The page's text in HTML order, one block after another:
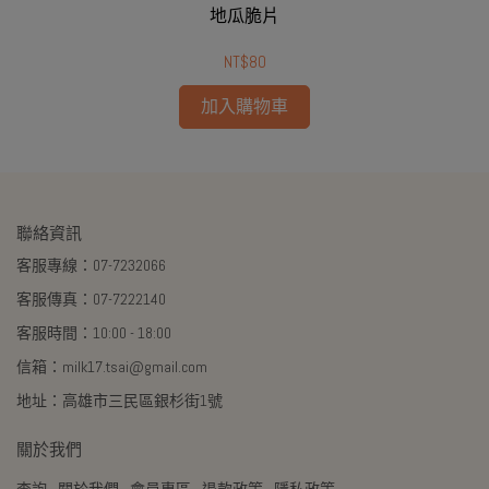
地瓜脆片
NT$80
加入購物車
聯絡資訊
客服專線：07-7232066
客服傳真：07-7222140
客服時間：10:00 - 18:00
信箱：milk17.tsai@gmail.com
地址：高雄市三民區銀杉街1號
關於我們